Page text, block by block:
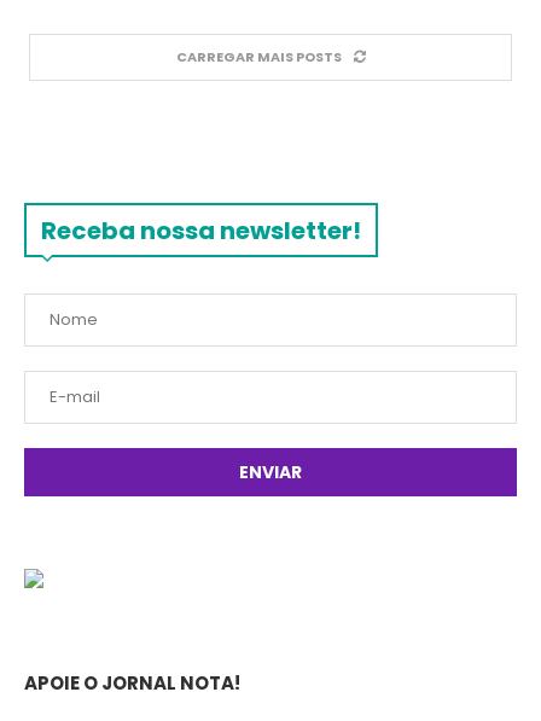
CARREGAR MAIS POSTS
Receba nossa newsletter!
APOIE O JORNAL NOTA!